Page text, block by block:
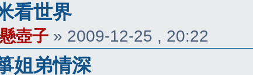
看世界
懸壺子 » 2009-12-25 , 20:22
姐弟情深